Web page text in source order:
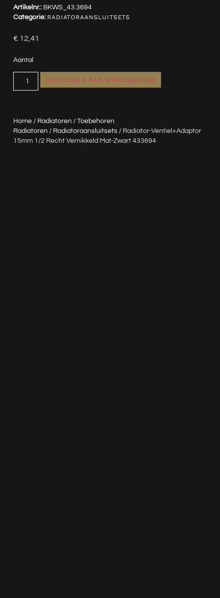
Home/ Radiatoren / Toebehoren
Radiatoren / Radiatoraansluitsets/ Radiator-Ventiel+adaptor
15mm 1/2 Recht Vernikkeld Mat-Zwart 433694
Artikelnr.: BKWS_43.3694
Categorie: RADIATORAANSLUITSETS
€ 12,41
Aantal
TOEVOEGEN AAN WINKELWAGEN